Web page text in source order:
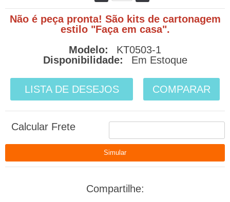
Não é peça pronta! São kits de cartonagem
estilo "Faça em casa".
Modelo:
KT0503-1
Disponibilidade:
Em Estoque
LISTA DE DESEJOS COMPARAR
Calcular Frete
Compartilhe: